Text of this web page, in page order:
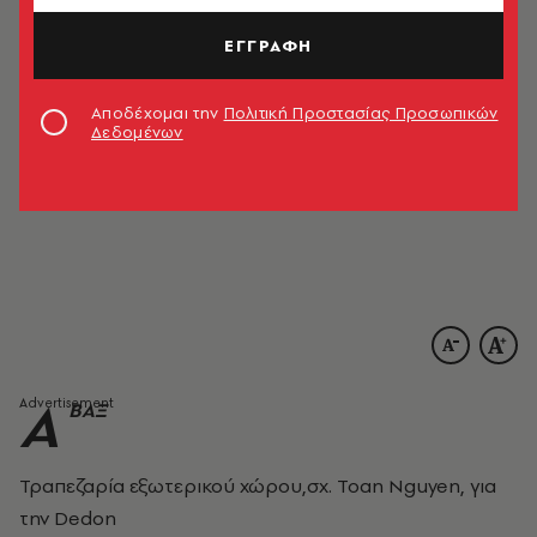
A BAΞ
Τραπεζαρία εξωτερικού χώρου,σχ. Τοan Nguyen, για
την Dedon
ΕΓΓΡΑΦΗ
Αποδέχομαι την Πολιτική Προστασίας Προσωπικών
Δεδομένων